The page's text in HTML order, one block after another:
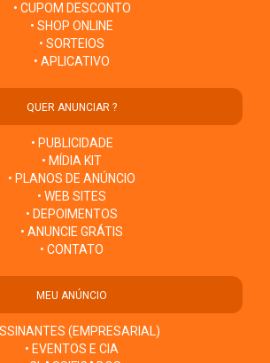
• CUPOM DESCONTO
• SHOP ONLINE
• SORTEIOS
• APLICATIVO
QUER ANUNCIAR ?
• PUBLICIDADE
• MÍDIA KIT
• PLANOS DE ANÚNCIO
• WEB SITES
• DEPOIMENTOS
• ANUNCIE GRÁTIS
• CONTATO
MEU ANÚNCIO
(EMPRESARIAL)
• EVENTOS E CIA